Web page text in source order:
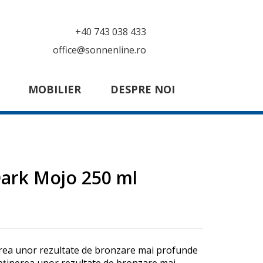
+40 743 038 433
office@sonnenline.ro
MOBILIER DESPRE NOI
Mojo 250 ml
unor rezultate de bronzare mai profunde